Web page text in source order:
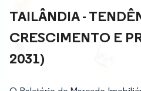
TAILÂNDIA -
CRESCIMENTO E
2031)